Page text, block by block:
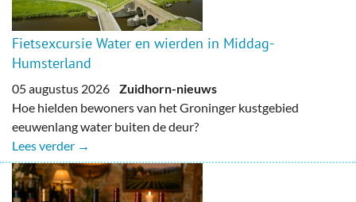
Fietsexcursie Water en wierden in Middag-
Humsterland
05 augustus 2026 Zuidhorn-nieuws
Hoe hielden bewoners van het Groninger kustgebied
eeuwenlang water buiten de deur?
Lees verder →